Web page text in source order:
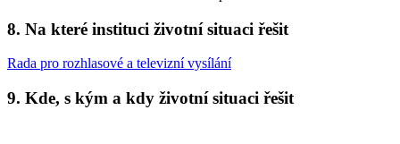
8. Na které instituci životní situaci řešit
Rada pro rozhlasové a televizní vysílání
9. Kde, s kým a kdy životní situaci řešit